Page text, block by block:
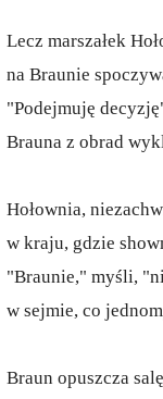
Lecz marszałek
na Braunie
"Podejmuję
Brauna z obrad
Hołownia,
w kraju, gdzie
"Braunie," myśli,
w sejmie, co
Braun opuszcza